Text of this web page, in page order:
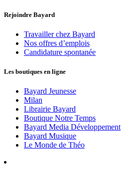
Rejoindre Bayard
Travailler chez Bayard
Nos offres d’emplois
Candidature spontanée
Les boutiques en ligne
Bayard Jeunesse
Milan
Librairie Bayard
Boutique Notre Temps
Bayard Media Développement
Bayard Musique
Le Monde de Théo